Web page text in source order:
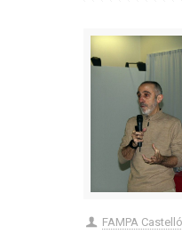
FAMPA Castelló